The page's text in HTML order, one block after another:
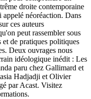
droite contemporaine
appelé néoréaction. Dans
ces auteurs
peut rassembler sous
et de pratiques politiques
Deux ouvrages nous
idéologique inédit : Les
paru chez Gallimard et
Hadjadji et Olivier
par Acast. Visitez